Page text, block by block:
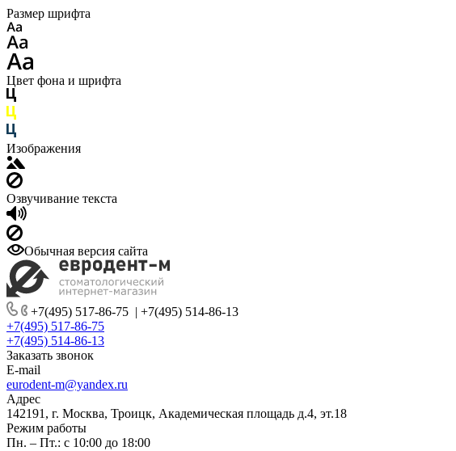
Размер шрифта
Цвет фона и шрифта
Изображения
Озвучивание текста
Обычная версия сайта
+7(495) 517-86-75 | +7(495) 514-86-13
+7(495) 517-86-75
+7(495) 514-86-13
Заказать звонок
E-mail
eurodent-m@yandex.ru
Адрес
142191, г. Москва, Троицк, Академическая площадь д.4, эт.18
Режим работы
Пн. – Пт.: с 10:00 до 18:00